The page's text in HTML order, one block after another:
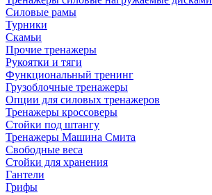
Силовые рамы
Турники
Скамьи
Прочие тренажеры
Рукоятки и тяги
Функциональный тренинг
Грузоблочные тренажеры
Опции для силовых тренажеров
Тренажеры кроссоверы
Стойки под штангу
Тренажеры Машина Смита
Свободные веса
Стойки для хранения
Гантели
Грифы